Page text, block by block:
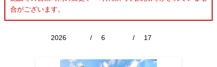
合がございます。
/ /